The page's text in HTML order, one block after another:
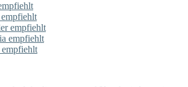
empfiehlt
empfiehlt